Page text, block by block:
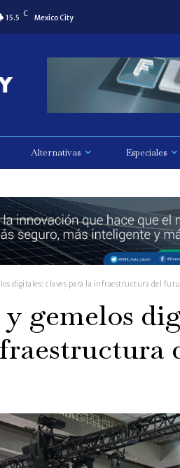
15.5 C Mexico City
Alternativas Especiales
digitales: claves para la infraestructura del
gemelos